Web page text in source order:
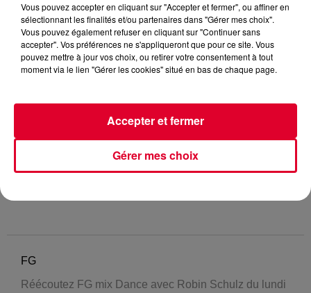
FG
Réécoutez FG mix Dance avec Robin Schulz du lundi
Vous pouvez accepter en cliquant sur "Accepter et fermer", ou affiner en
sélectionnant les finalités et/ou partenaires dans "Gérer mes choix".
Vous pouvez également refuser en cliquant sur "Continuer sans
accepter". Vos préférences ne s'appliqueront que pour ce site. Vous
pouvez mettre à jour vos choix, ou retirer votre consentement à tout
moment via le lien "Gérer les cookies" situé en bas de chaque page.
Gérer mes choix
Accepter et fermer